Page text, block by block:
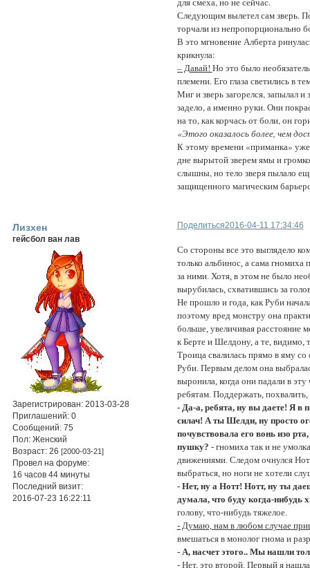
Следующим вылетел сам зверь.
торчали из непропорционально
В это мгновение Алберта
крикнула:
– Давай! Но это было
племени. Его глаза светились в
Миг и зверь загорелся, запылал
задело, а именно руки. Они
на то, как корчась от боли, он
«Этого оказалось более, чем
К этому времени «приманка»
дне вырытой зверем ямы и
слышны, но тело зверя пылало
защищенного магическим
Поделиться2016-04-11 17:34:46
Лизхен
гейсбол ван лав
Зарегистрирован: 2013-03-28
Приглашений: 0
Сообщений: 75
Пол: Женский
Возраст: 26[2000-03-21]
Провел на форуме:
16 часов 44 минуты
Последний визит:
2016-07-23 16:22:11
Со стороны все это выглядело
только альбинос, а сама гномиха
за ними. Хотя, в этом не было
вырубилась, схватившись за
Не прошло и года, как Руби
поэтому вред монстру она
больше, увеличивая расстояние
к Берте и Шелдону, а те, видимо,
Троица свалилась прямо в яму со
Руби. Первым делом она
выронила, когда они падали в
ребятам. Поддержать,
- Да-а, ребята, ну вы даете! Я в
силач! А ты Шелди, ну просто
почувствовала его вонь изо
пушку? - гномиха так и не
движениями. Следом очнулся
выбраться, но ноги не хотели
- Нет, ну а Нотт! Нотт, ну ты
думала, что буду когда-нибудь
голову, что-нибудь тяжелое.
- Думаю, нам в любом случае
вмешаться в монолог гнома и
- А, насчет этого.. Мы нашли
- Нет, это второй. Первый я